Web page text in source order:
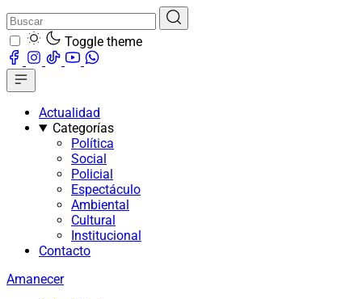
Toggle theme
Actualidad
Categorías
Política
Social
Policial
Espectáculo
Ambiental
Cultural
Institucional
Contacto
Amanecer